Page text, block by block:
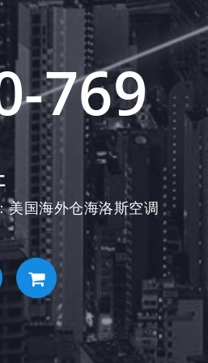
769
美国海外仓海洛斯空调